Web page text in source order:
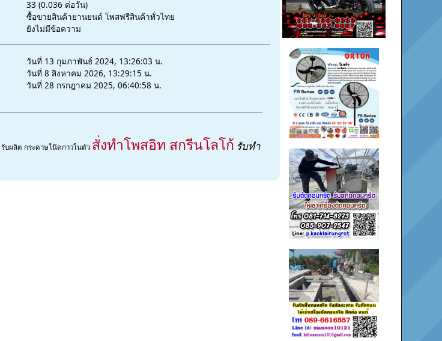
33 (0.036 ต่อวัน)
ซื้อขายสินค้ายานยนต์ โพสฟรีสินค้าทั่วไทย
ยังไม่มีข้อความ
วันที่ 13 กุมภาพันธ์ 2024, 13:26:03 น.
วันที่ 8 สิงหาคม 2026, 13:29:15 น.
วันที่ 28 กรกฎาคม 2025, 06:40:58 น.
รับผลิต กระดาษโน๊ตกาวในตัว สั่งทำโพสอิท สกรีนโลโก้ รับทำ